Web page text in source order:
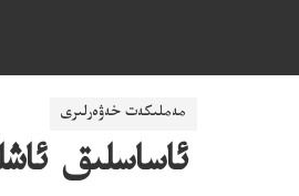
مەملىكەت خەۋەرلىرى
ئاساسلىق